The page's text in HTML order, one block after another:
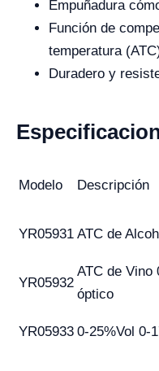
Empuñadura
Función de
temperatura
Duradero y
Modelo Descripción
YR05931 ATC de
YR05932
ATC de Vino
óptico
YR05933 0-25%Vol 0-